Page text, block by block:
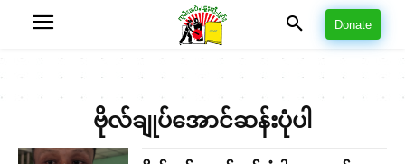
Donate
ဗိုလ်ချုပ်အောင်ဆန်းပုံပါ